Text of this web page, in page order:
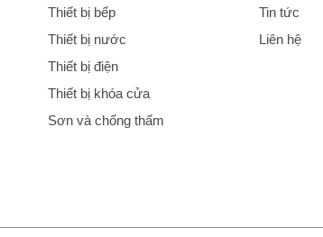
Thiết bị bếp
Thiết bị nước
Thiết bị điện
Thiết bị khóa cửa
Sơn và chống thấm
Tin tức
Liên hệ